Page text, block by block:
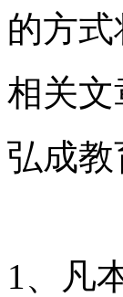
的方
相关文
弘成教
1、凡